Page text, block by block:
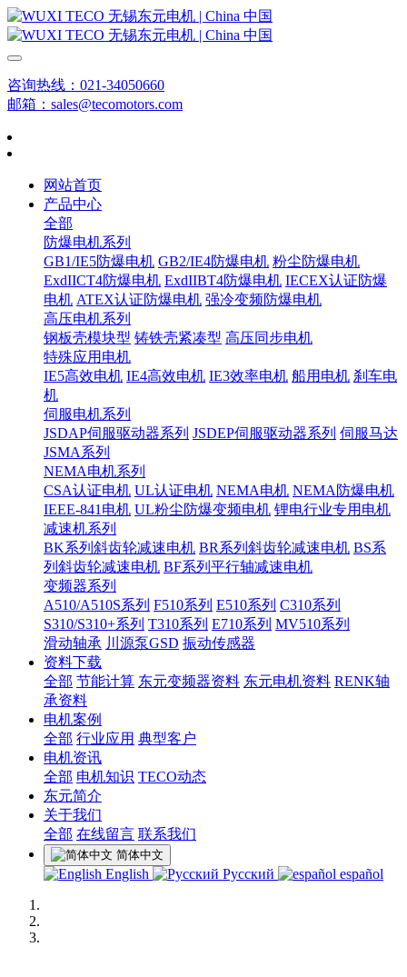
咨询热线：021-34050660
邮箱：sales@tecomotors.com
网站首页
产品中心
全部
防爆电机系列
GB1/IE5防爆电机 GB2/IE4防爆电机 粉尘防爆电机
ExdIICT4防爆电机 ExdIIBT4防爆电机 IECEX认证防爆
电机 ATEX认证防爆电机 强冷变频防爆电机
高压电机系列
钢板壳模块型 铸铁壳紧凑型 高压同步电机
特殊应用电机
IE5高效电机 IE4高效电机 IE3效率电机 船用电机 刹车电
机
伺服电机系列
JSDAP伺服驱动器系列 JSDEP伺服驱动器系列 伺服马达
JSMA系列
NEMA电机系列
CSA认证电机 UL认证电机 NEMA电机 NEMA防爆电机
IEEE-841电机 UL粉尘防爆变频电机 锂电行业专用电机
减速机系列
BK系列斜齿轮减速电机 BR系列斜齿轮减速电机 BS系
列斜齿轮减速电机 BF系列平行轴减速电机
变频器系列
A510/A510S系列 F510系列 E510系列 C310系列
S310/S310+系列 T310系列 E710系列 MV510系列
滑动轴承 川源泵GSD 振动传感器
资料下载
全部 节能计算 东元变频器资料 东元电机资料 RENK轴
承资料
电机案例
全部 行业应用 典型客户
电机资讯
全部 电机知识 TECO动态
东元简介
关于我们
全部 在线留言 联系我们
简体中文
English Русский español